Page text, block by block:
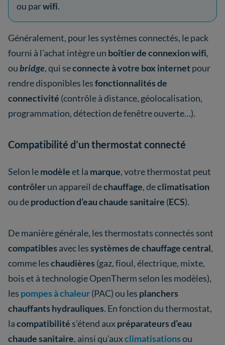
ou parwifi.
Généralement, pour les systèmes connectés, le pack
fourni à l’achat intègre un boîtier de connexion wifi,
oubridge, qui seconnecte à votre box internetpour
rendre disponibles lesfonctionnalités de
connectivité (contrôle à distance, géolocalisation,
programmation, détection de fenêtre ouverte…).
Compatibilité d’un thermostat connecté
Selon lemodèleet la marque, votre thermostat peut
contrôlerun appareil dechauffage, declimatisation
ou deproduction d’eau chaude sanitaire (ECS).
De manière générale, les thermostats connectés sont
compatibles avec lessystèmes de chauffage central,
comme leschaudières (gaz, fioul, électrique, mixte,
bois et à technologie OpenTherm selon les modèles),
les pompes à chaleur(PAC) ou les planchers
chauffants hydrauliques. En fonction du thermostat,
lacompatibilité s’étend auxpréparateurs d’eau
chaude sanitaire, ainsi qu’auxclimatisationsou